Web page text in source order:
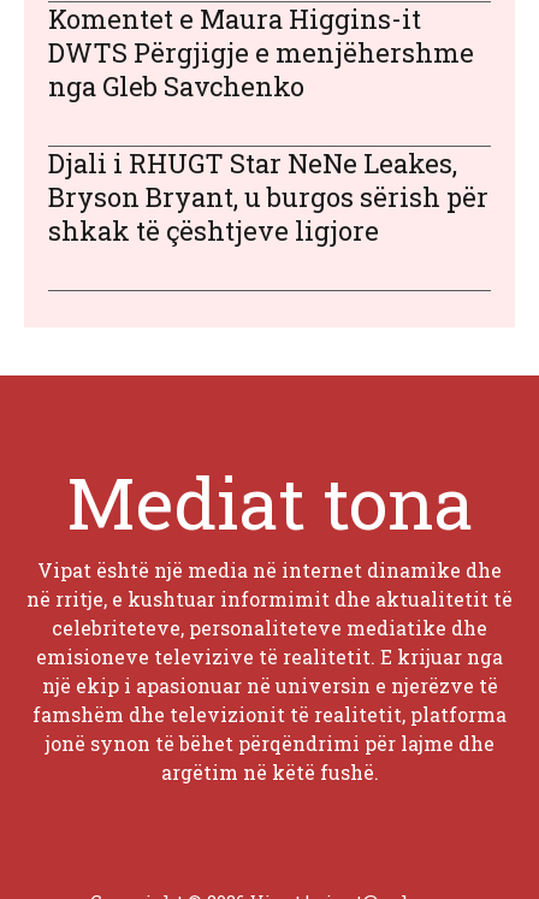
Komentet e Maura Higgins-it
DWTS Përgjigje e menjëhershme
nga Gleb Savchenko
Djali i RHUGT Star NeNe Leakes,
Bryson Bryant, u burgos sërish për
shkak të çështjeve ligjore
Mediat tona
Vipat është një media në internet dinamike dhe
në rritje, e kushtuar informimit dhe aktualitetit të
celebriteteve, personaliteteve mediatike dhe
emisioneve televizive të realitetit. E krijuar nga
një ekip i apasionuar në universin e njerëzve të
famshëm dhe televizionit të realitetit, platforma
jonë synon të bëhet përqëndrimi për lajme dhe
argëtim në këtë fushë.